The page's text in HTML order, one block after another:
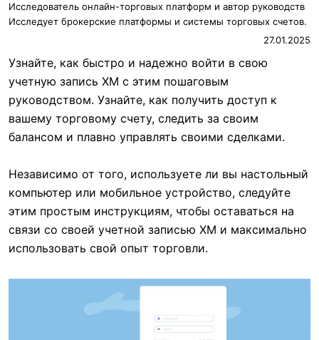
Исследователь онлайн-торговых платформ и автор руководств
Исследует брокерские платформы и системы торговых счетов.
27.01.2025
Узнайте, как быстро и надежно войти в свою
учетную запись XM с этим пошаговым
руководством. Узнайте, как получить доступ к
вашему торговому счету, следить за своим
балансом и плавно управлять своими сделками.
Независимо от того, используете ли вы настольный
компьютер или мобильное устройство, следуйте
этим простым инструкциям, чтобы оставаться на
связи со своей учетной записью XM и максимально
использовать свой опыт торговли.